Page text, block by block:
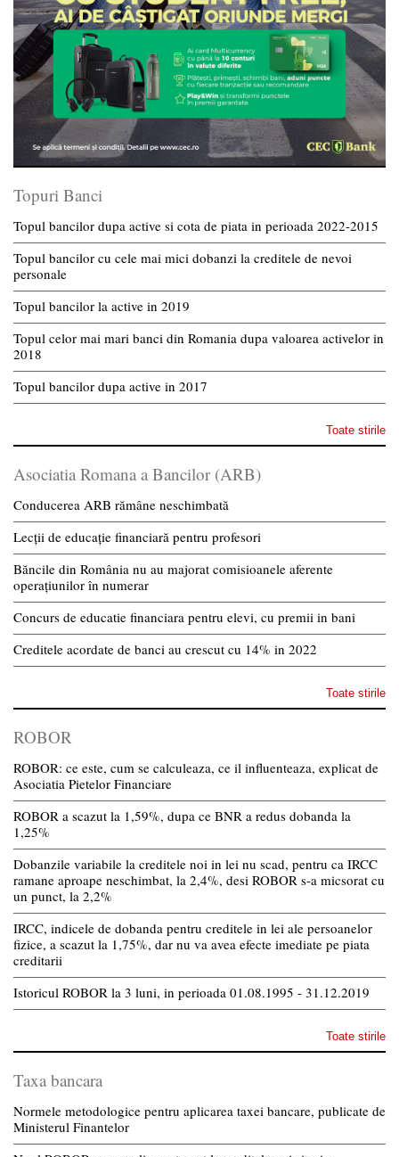
Topuri Banci
Topul bancilor dupa active si cota de piata in perioada 2022-2015
Topul bancilor cu cele mai mici dobanzi la creditele de nevoi
personale
Topul bancilor la active in 2019
Topul celor mai mari banci din Romania dupa valoarea activelor in
2018
Topul bancilor dupa active in 2017
Toate stirile
Asociatia Romana a Bancilor (ARB)
Conducerea ARB rămâne neschimbată
Lecții de educație financiară pentru profesori
Băncile din România nu au majorat comisioanele aferente
operațiunilor în numerar
Concurs de educatie financiara pentru elevi, cu premii in bani
Creditele acordate de banci au crescut cu 14% in 2022
Toate stirile
ROBOR
ROBOR: ce este, cum se calculeaza, ce il influenteaza, explicat de
Asociatia Pietelor Financiare
ROBOR a scazut la 1,59%, dupa ce BNR a redus dobanda la
1,25%
Dobanzile variabile la creditele noi in lei nu scad, pentru ca IRCC
ramane aproape neschimbat, la 2,4%, desi ROBOR s-a micsorat cu
un punct, la 2,2%
IRCC, indicele de dobanda pentru creditele in lei ale persoanelor
fizice, a scazut la 1,75%, dar nu va avea efecte imediate pe piata
creditarii
Istoricul ROBOR la 3 luni, in perioada 01.08.1995 - 31.12.2019
Toate stirile
Taxa bancara
Normele metodologice pentru aplicarea taxei bancare, publicate de
Ministerul Finantelor